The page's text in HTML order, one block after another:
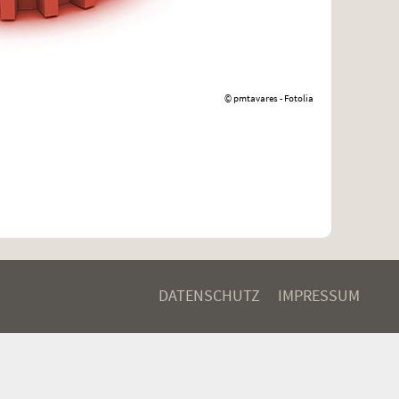
© pmtavares - Fotolia
DATENSCHUTZ IMPRESSUM